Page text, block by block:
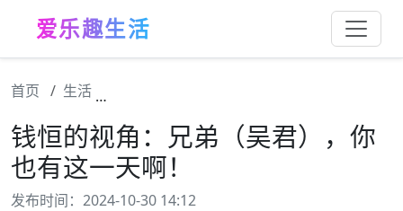
爱乐趣生活
首页 生活
钱恒的视角：兄弟（吴君），你
也有这一天啊！
发布时间：2024-10-30 14:12